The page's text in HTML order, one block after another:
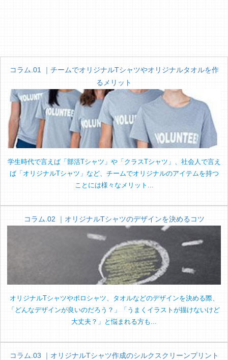
コラム.01 ｜チームでオリジナルTシャツやオリジナルタオルを作
るメリット
学生時代で言えば「部活Tシャツ」や「クラスTシャツ」、社会人で言え
ば「オリジナルTシャツ」など、チームでオリジナルのアイテムを持つ
ことには様々なメリット...
コラム.02 ｜オリジナルTシャツのデザインを決めるコツ
オリジナルTシャツやポロシャツ、タオルなどのデザインを決める際、
「どんなデザインが良いのだろう？」「うまくイラストが描けないけど
大丈夫？」と悩まれる方も...
コラム.03 ｜オリジナルTシャツ作成のシルクスクリーンプリント